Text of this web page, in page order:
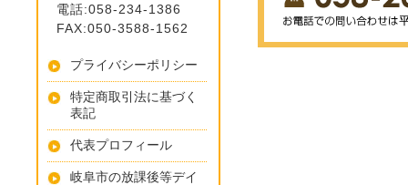
電話:058-234-1386
FAX:050-3588-1562
プライバシーポリシー
特定商取引法に基づく
表記
代表プロフィール
岐阜市の放課後等デイ